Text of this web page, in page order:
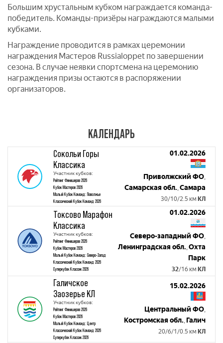
Большим хрустальным кубком награждается команда-
победитель. Команды-призёры награждаются малыми
кубками.
Награждение проводится в рамках церемонии
награждения Мастеров Russialoppet по завершении
сезона. В случае неявки спортсмена на церемонию
награждения призы остаются в распоряжении
организаторов.
КАЛЕНДАРЬ
Сокольи Горы
Классика
Участник кубков:
Рейтинг Финишеров 2026
Кубок Мастеров 2026
Малый Кубок Команд: Поволжье
Классический Кубок Команд 2026
01.02.2026
Приволжский ФО,
Самарская обл.,Самара
30/10/2.5 км КЛ
Токсово Марафон
Классика
Участник кубков:
Рейтинг Финишеров 2026
Кубок Мастеров 2026
Малый Кубок Команд: Северо-Запад
Классический Кубок Команд 2026
Суперкубок Классик 2026
01.02.2026
Северо-западный ФО,
Ленинградская обл.,Охта
Парк
32/16 км КЛ
Галичское
Заозерье КЛ
Участник кубков:
Рейтинг Финишеров 2026
Кубок Мастеров 2026
Малый Кубок Команд: Центр
Классический Кубок Команд 2026
Суперкубок Классик 2026
15.02.2026
Центральный ФО,
Костромская обл., Галич
20/6/1/0.5 км КЛ